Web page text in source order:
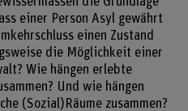
einer Person Asyl gewährt
einen Zustand
die Möglichkeit einer
Wie hängen erlebte
Und wie hängen
(Sozial)Räume zusammen?